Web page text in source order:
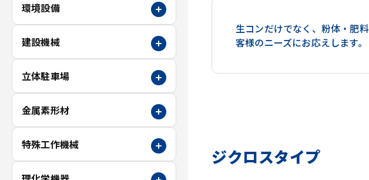
環境設備
建設機械
立体駐車場
金属素形材
特殊工作機械
生コンだけでなく、粉体・肥
客様のニーズにお応えします。
ジクロスタイプ